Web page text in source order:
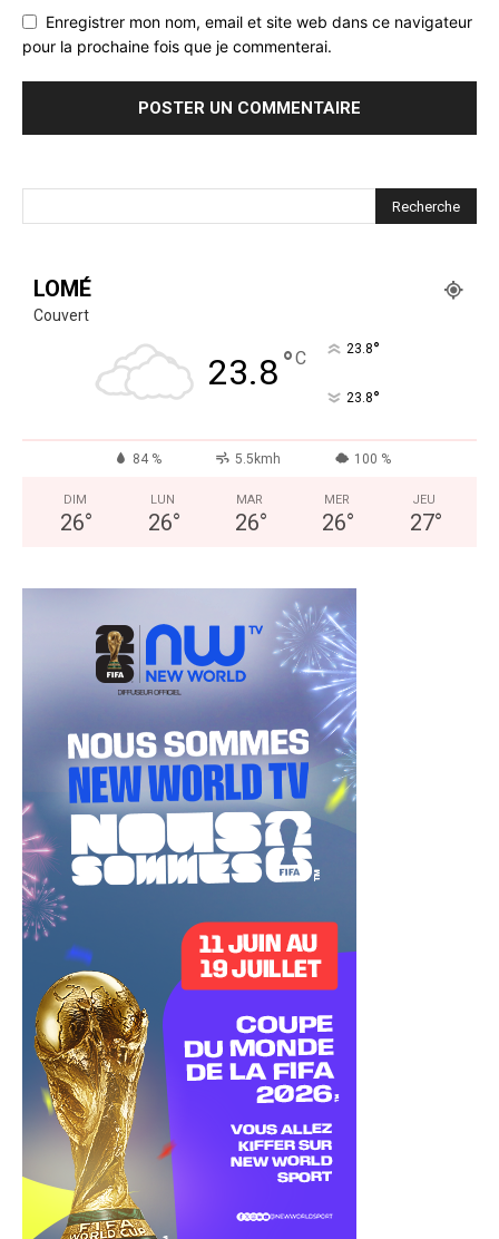
Enregistrer mon nom, email et site web dans ce navigateur
pour la prochaine fois que je commenterai.
LOMÉ
Couvert
23.8°C 23.8°
23.8°
84 % 5.5kmh 100 %
DIM
26°
LUN
26°
MAR
26°
MER
26°
JEU
27°